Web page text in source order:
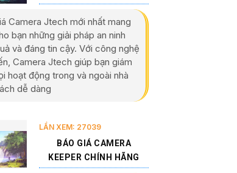
Camera Jtech mới nhất mang
bạn những giải pháp an ninh
và đáng tin cậy. Với công nghệ
Camera Jtech giúp bạn giám
hoạt động trong và ngoài nhà
dễ dàng
LẦN XEM: 27039
BÁO GIÁ CAMERA
KEEPER CHÍNH HÃNG